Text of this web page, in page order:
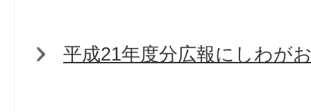
平成21年度分広報にしわが